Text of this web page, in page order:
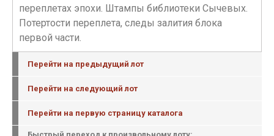
переплетах эпохи. Штампы библиотеки Сычевых.
Потертости переплета, следы залития блока
первой части.
Перейти на предыдущий лот
Перейти на следующий лот
Перейти на первую страницу каталога